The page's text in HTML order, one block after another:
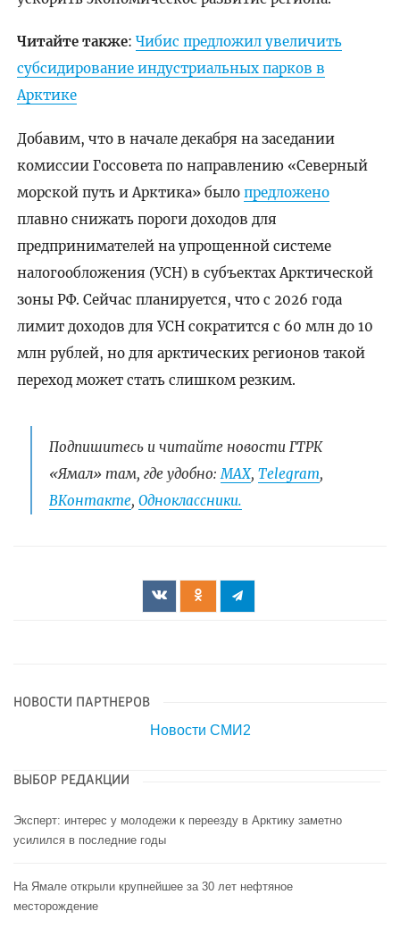
Читайте также: Чибис предложил увеличить
субсидирование индустриальных парков в
Арктике
Добавим, что в начале декабря на заседании
комиссии Госсовета по направлению «Северный
морской путь и Арктика» было предложено
плавно снижать пороги доходов для
предпринимателей на упрощенной системе
налогообложения (УСН) в субъектах Арктической
зоны РФ. Сейчас планируется, что с 2026 года
лимит доходов для УСН сократится с 60 млн до 10
млн рублей, но для арктических регионов такой
переход может стать слишком резким.
Подпишитесь и читайте новости ГТРК
«Ямал» там, где удобно:МАХ, Telegram,
ВКонтакте, Одноклассники.
НОВОСТИ ПАРТНЕРОВ
Новости СМИ2
ВЫБОР РЕДАКЦИИ
Эксперт: интерес у молодежи к переезду в Арктику заметно
усилился в последние годы
На Ямале открыли крупнейшее за 30 лет нефтяное
месторождение